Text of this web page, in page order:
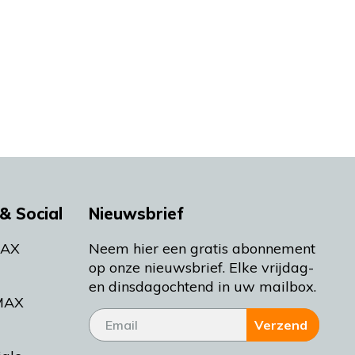
Social Nieuwsbrief
Neem hier een gratis abonnement
op onze nieuwsbrief. Elke vrijdag-
en dinsdagochtend in uw mailbox.
Verzend